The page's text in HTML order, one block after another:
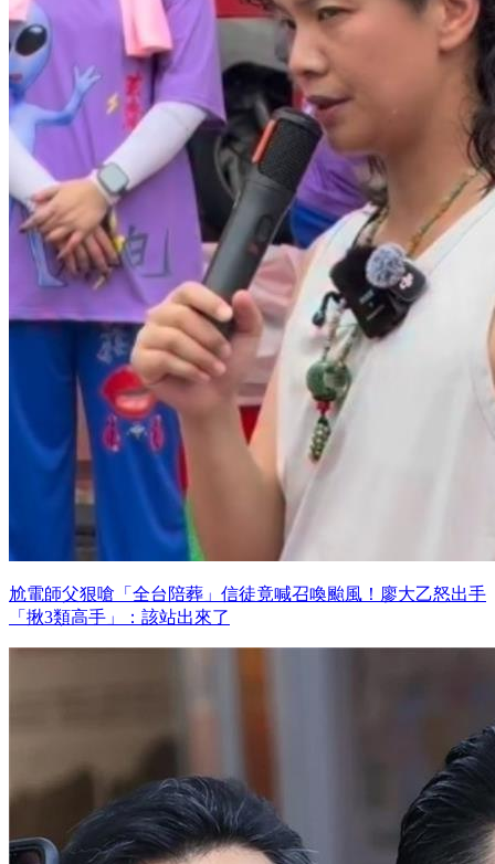
尬電師父狠嗆「全台陪葬」信徒竟喊召喚颱風！廖大乙怒出手
「揪3類高手」：該站出來了